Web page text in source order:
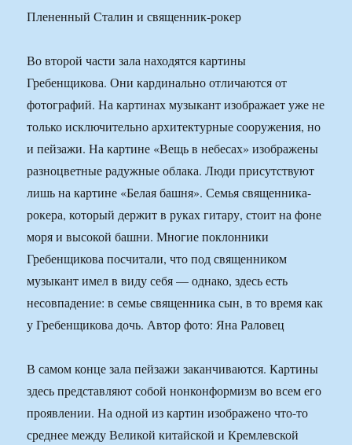
Плененный Сталин и священник-рокер
Во второй части зала находятся картины
Гребенщикова. Они кардинально отличаются от
фотографий. На картинах музыкант изображает уже не
только исключительно архитектурные сооружения, но
и пейзажи. На картине «Вещь в небесах» изображены
разноцветные радужные облака. Люди присутствуют
лишь на картине «Белая башня». Семья священника-
рокера, который держит в руках гитару, стоит на фоне
моря и высокой башни. Многие поклонники
Гребенщикова посчитали, что под священником
музыкант имел в виду себя — однако, здесь есть
несовпадение: в семье священника сын, в то время как
у Гребенщикова дочь. Автор фото: Яна Раловец
В самом конце зала пейзажи заканчиваются. Картины
здесь представляют собой нонконформизм во всем его
проявлении. На одной из картин изображено что-то
среднее между Великой китайской и Кремлевской